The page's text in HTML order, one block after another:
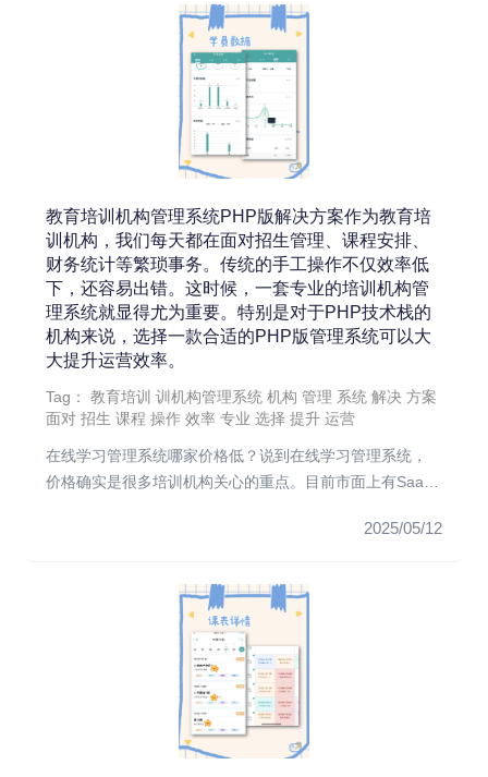
教育培训机构管理系统PHP版解决方案作为教育培
训机构，我们每天都在面对招生管理、课程安排、
财务统计等繁琐事务。传统的手工操作不仅效率低
下，还容易出错。这时候，一套专业的培训机构管
理系统就显得尤为重要。特别是对于PHP技术栈的
机构来说，选择一款合适的PHP版管理系统可以大
大提升运营效率。
Tag：教育培训 训机构管理系统 机构 管理 系统 解决 方案
面对 招生 课程 操作 效率 专业 选择 提升 运营
在线学习管理系统哪家价格低？说到在线学习管理系统，
价格确实是很多培训机构关心的重点。目前市面上有SaaS
2025/05/12